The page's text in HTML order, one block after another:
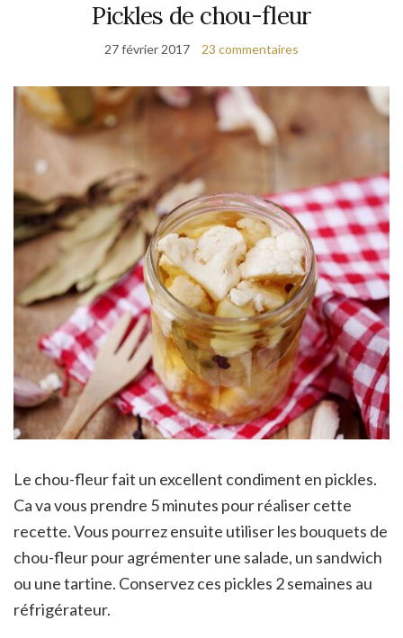
Pickles de chou-fleur
27 février 2017 23 commentaires
Le chou-fleur fait un excellent condiment en pickles.
Ca va vous prendre 5 minutes pour réaliser cette
recette. Vous pourrez ensuite utiliser les bouquets de
chou-fleur pour agrémenter une salade, un sandwich
ou une tartine. Conservez ces pickles 2 semaines au
réfrigérateur.